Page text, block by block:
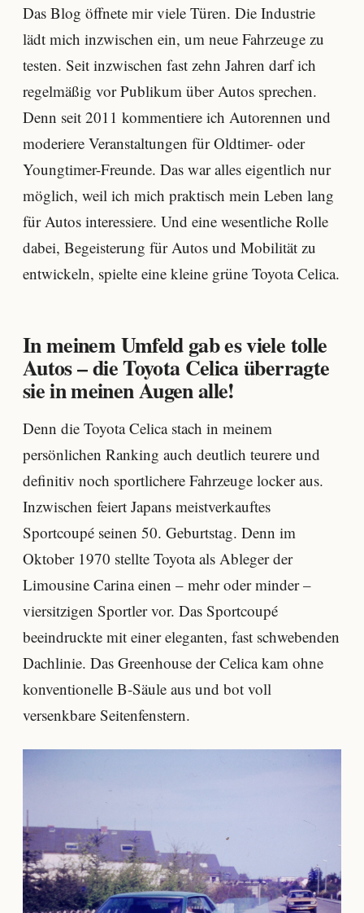
Das Blog öffnete mir viele Türen. Die Industrie
lädt mich inzwischen ein, um neue Fahrzeuge zu
testen. Seit inzwischen fast zehn Jahren darf ich
regelmäßig vor Publikum über Autos sprechen.
Denn seit 2011 kommentiere ich Autorennen und
moderiere Veranstaltungen für Oldtimer- oder
Youngtimer-Freunde. Das war alles eigentlich nur
möglich, weil ich mich praktisch mein Leben lang
für Autos interessiere. Und eine wesentliche Rolle
dabei, Begeisterung für Autos und Mobilität zu
entwickeln, spielte eine kleine grüne Toyota Celica.
In meinem Umfeld gab es viele tolle
Autos – die Toyota Celica überragte
sie in meinen Augen alle!
Denn die Toyota Celica stach in meinem
persönlichen Ranking auch deutlich teurere und
definitiv noch sportlichere Fahrzeuge locker aus.
Inzwischen feiert Japans meistverkauftes
Sportcoupé seinen 50. Geburtstag. Denn im
Oktober 1970 stellte Toyota als Ableger der
Limousine Carina einen – mehr oder minder –
viersitzigen Sportler vor. Das Sportcoupé
beeindruckte mit einer eleganten, fast schwebenden
Dachlinie. Das Greenhouse der Celica kam ohne
konventionelle B-Säule aus und bot voll
versenkbare Seitenfenstern.